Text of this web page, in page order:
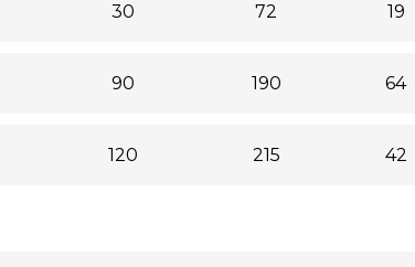
30 72 19
90 190 64
120 215 42